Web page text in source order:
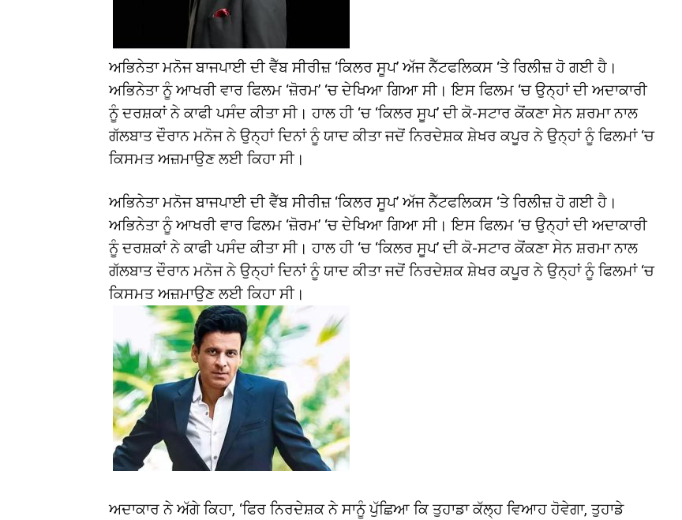
ਅਭਿਨੇਤਾ ਮਨੋਜ ਬਾਜਪਾਈ ਦੀ ਵੈੱਬ ਸੀਰੀਜ਼ ‘ਕਿਲਰ ਸੂਪ’ ਅੱਜ ਨੈੱਟਫਲਿਕਸ ‘ਤੇ ਰਿਲੀਜ਼ ਹੋ ਗਈ ਹੈ।
ਅਭਿਨੇਤਾ ਨੂੰ ਆਖਰੀ ਵਾਰ ਫਿਲਮ ‘ਜ਼ੋਰਮ’ ‘ਚ ਦੇਖਿਆ ਗਿਆ ਸੀ। ਇਸ ਫਿਲਮ ‘ਚ ਉਨ੍ਹਾਂ ਦੀ ਅਦਾਕਾਰੀ
ਨੂੰ ਦਰਸ਼ਕਾਂ ਨੇ ਕਾਫੀ ਪਸੰਦ ਕੀਤਾ ਸੀ। ਹਾਲ ਹੀ ‘ਚ ‘ਕਿਲਰ ਸੂਪ’ ਦੀ ਕੋ-ਸਟਾਰ ਕੋਂਕਣਾ ਸੇਨ ਸ਼ਰਮਾ ਨਾਲ
ਗੱਲਬਾਤ ਦੌਰਾਨ ਮਨੋਜ ਨੇ ਉਨ੍ਹਾਂ ਦਿਨਾਂ ਨੂੰ ਯਾਦ ਕੀਤਾ ਜਦੋਂ ਨਿਰਦੇਸ਼ਕ ਸ਼ੇਖਰ ਕਪੂਰ ਨੇ ਉਨ੍ਹਾਂ ਨੂੰ ਫਿਲਮਾਂ ‘ਚ
ਕਿਸਮਤ ਅਜ਼ਮਾਉਣ ਲਈ ਕਿਹਾ ਸੀ।
ਅਭਿਨੇਤਾ ਮਨੋਜ ਬਾਜਪਾਈ ਦੀ ਵੈੱਬ ਸੀਰੀਜ਼ ‘ਕਿਲਰ ਸੂਪ’ ਅੱਜ ਨੈੱਟਫਲਿਕਸ ‘ਤੇ ਰਿਲੀਜ਼ ਹੋ ਗਈ ਹੈ।
ਅਭਿਨੇਤਾ ਨੂੰ ਆਖਰੀ ਵਾਰ ਫਿਲਮ ‘ਜ਼ੋਰਮ’ ‘ਚ ਦੇਖਿਆ ਗਿਆ ਸੀ। ਇਸ ਫਿਲਮ ‘ਚ ਉਨ੍ਹਾਂ ਦੀ ਅਦਾਕਾਰੀ
ਨੂੰ ਦਰਸ਼ਕਾਂ ਨੇ ਕਾਫੀ ਪਸੰਦ ਕੀਤਾ ਸੀ। ਹਾਲ ਹੀ ‘ਚ ‘ਕਿਲਰ ਸੂਪ’ ਦੀ ਕੋ-ਸਟਾਰ ਕੋਂਕਣਾ ਸੇਨ ਸ਼ਰਮਾ ਨਾਲ
ਗੱਲਬਾਤ ਦੌਰਾਨ ਮਨੋਜ ਨੇ ਉਨ੍ਹਾਂ ਦਿਨਾਂ ਨੂੰ ਯਾਦ ਕੀਤਾ ਜਦੋਂ ਨਿਰਦੇਸ਼ਕ ਸ਼ੇਖਰ ਕਪੂਰ ਨੇ ਉਨ੍ਹਾਂ ਨੂੰ ਫਿਲਮਾਂ ‘ਚ
ਕਿਸਮਤ ਅਜ਼ਮਾਉਣ ਲਈ ਕਿਹਾ ਸੀ।
ਅਦਾਕਾਰ ਨੇ ਅੱਗੇ ਕਿਹਾ, ‘ਫਿਰ ਨਿਰਦੇਸ਼ਕ ਨੇ ਸਾਨੂੰ ਪੁੱਛਿਆ ਕਿ ਤੁਹਾਡਾ ਕੱਲ੍ਹ ਵਿਆਹ ਹੋਵੇਗਾ, ਤੁਹਾਡੇ